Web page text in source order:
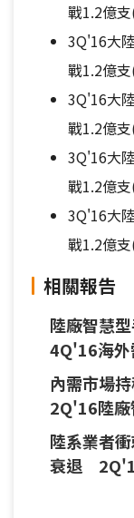
戰1.2億
3Q'16大
戰1.2億
3Q'16大
戰1.2億
3Q'16大
戰1.2億
3Q'16大
戰1.2億
相關報告
陸廠智慧
4Q'16海
內需市場
2Q'16陸廠
陸系業者
衰退